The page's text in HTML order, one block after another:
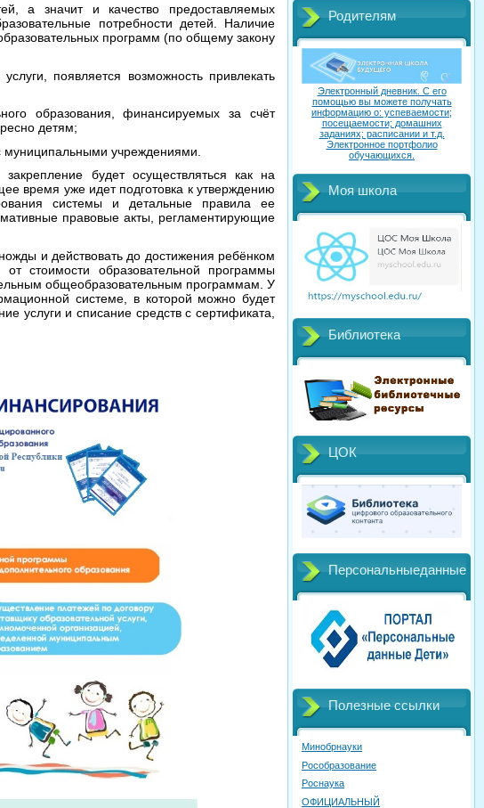
а значит и качество предоставляемых
потребности детей. Наличие
программ (по общему закону
появляется возможность привлекать
образования, финансируемых за счёт
детям;
муниципальными учреждениями.
будет осуществляться как на
время уже идет подготовка к утверждению
системы и детальные правила ее
правовые акты, регламентирующие
и действовать до достижения ребёнком
стоимости образовательной программы
общеобразовательным программам. У
системе, в которой можно будет
услуги и списание средств с сертификата,
Родителям
Электронный дневник. C его
помощью вы можете получать
информацию о: успеваемости;
посещаемости; домашних
заданиях; расписании и т.д.
Электронное портфолио
обучающихся.
Моя школа
Библиотека
ЦОК
Персональныеданные
Полезные ссылки
Минобрнауки
Рособразование
Роснаука
ОФИЦИАЛЬНЫЙ